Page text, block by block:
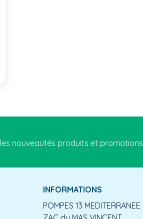
les nouveautés produits et promotions
INFORMATIONS
POMPES 13 MEDITERRANEE